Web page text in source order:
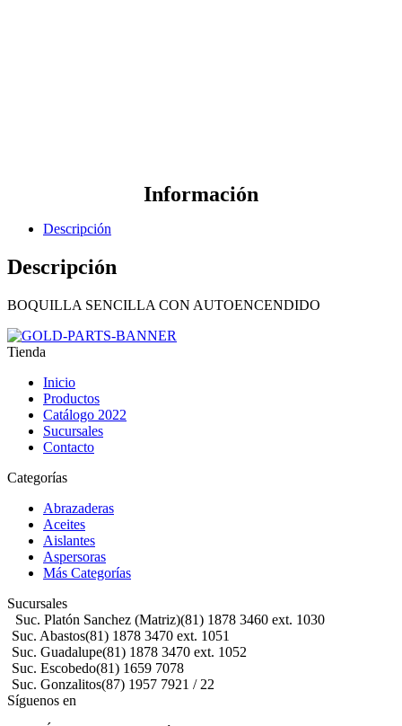
Información
Descripción
Descripción
BOQUILLA SENCILLA CON AUTOENCENDIDO
Tienda
Inicio
Productos
Catálogo 2022
Sucursales
Contacto
Categorías
Abrazaderas
Aceites
Aislantes
Aspersoras
Más Categorías
Sucursales
Suc. Platón Sanchez (Matriz)(81) 1878 3460 ext. 1030
Suc. Abastos(81) 1878 3470 ext. 1051
Suc. Guadalupe(81) 1878 3470 ext. 1052
Suc. Escobedo(81) 1659 7078
Suc. Gonzalitos(87) 1957 7921 / 22
Síguenos en